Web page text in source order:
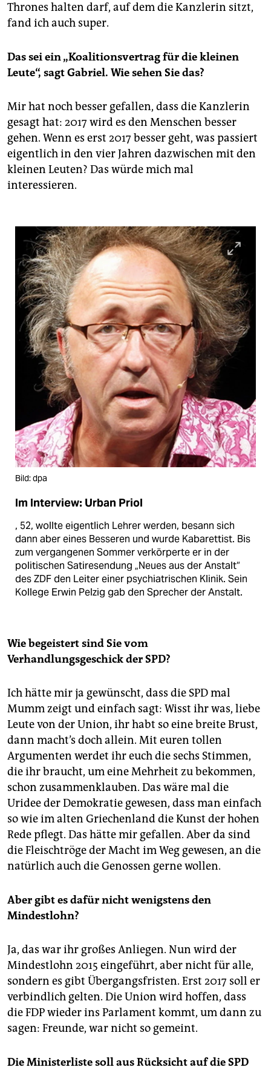
Thrones halten darf, auf dem die Kanzlerin sitzt,
fand ich auch super.
Das sei ein „Koalitionsvertrag für die kleinen
Leute“, sagt Gabriel. Wie sehen Sie das?
Mir hat noch besser gefallen, dass die Kanzlerin
gesagt hat: 2017 wird es den Menschen besser
gehen. Wenn es erst 2017 besser geht, was passiert
eigentlich in den vier Jahren dazwischen mit den
kleinen Leuten? Das würde mich mal
interessieren.
Bild: dpa
Im Interview: Urban Priol
, 52, wollte eigentlich Lehrer werden, besann sich
dann aber eines Besseren und wurde Kabarettist. Bis
zum vergangenen Sommer verkörperte er in der
politischen Satiresendung „Neues aus der Anstalt“
des ZDF den Leiter einer psychiatrischen Klinik. Sein
Kollege Erwin Pelzig gab den Sprecher der Anstalt.
Wie begeistert sind Sie vom
Verhandlungsgeschick der SPD?
Ich hätte mir ja gewünscht, dass die SPD mal
Mumm zeigt und einfach sagt: Wisst ihr was, liebe
Leute von der Union, ihr habt so eine breite Brust,
dann macht’s doch allein. Mit euren tollen
Argumenten werdet ihr euch die sechs Stimmen,
die ihr braucht, um eine Mehrheit zu bekommen,
schon zusammenklauben. Das wäre mal die
Uridee der Demokratie gewesen, dass man einfach
so wie im alten Griechenland die Kunst der hohen
Rede pflegt. Das hätte mir gefallen. Aber da sind
die Fleischtröge der Macht im Weg gewesen, an die
natürlich auch die Genossen gerne wollen.
Aber gibt es dafür nicht wenigstens den
Mindestlohn?
Ja, das war ihr großes Anliegen. Nun wird der
Mindestlohn 2015 eingeführt, aber nicht für alle,
sondern es gibt Übergangsfristen. Erst 2017 soll er
verbindlich gelten. Die Union wird hoffen, dass
die FDP wieder ins Parlament kommt, um dann zu
sagen: Freunde, war nicht so gemeint.
Die Ministerliste soll aus Rücksicht auf die SPD